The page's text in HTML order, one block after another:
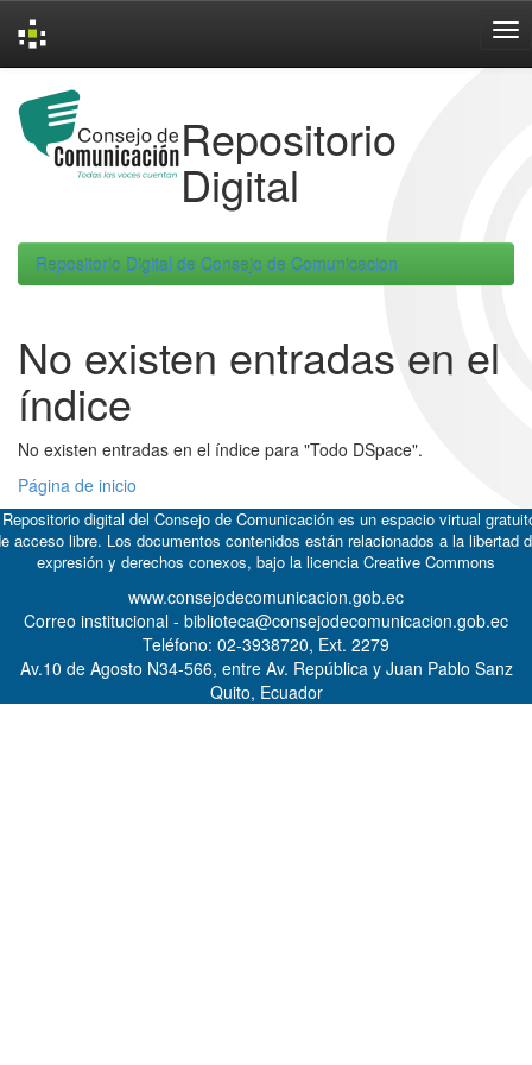
navigation
Repositorio
Digital
Repositorio Digital de Consejo de Comunicacion
No existen entradas en el
índice
No existen entradas en el índice para "Todo DSpace".
Página de inicio
digital del Consejo de Comunicación es un espacio virtual
acceso libre. Los documentos contenidos están relacionados a la libertad
expresión y derechos conexos, bajo la licencia Creative Commons
www.consejodecomunicacion.gob.ec
Correo institucional - biblioteca@consejodecomunicacion.gob.ec
Teléfono: 02-3938720, Ext. 2279
Av.10 de Agosto N34-566, entre Av. República y Juan Pablo Sanz
Quito, Ecuador